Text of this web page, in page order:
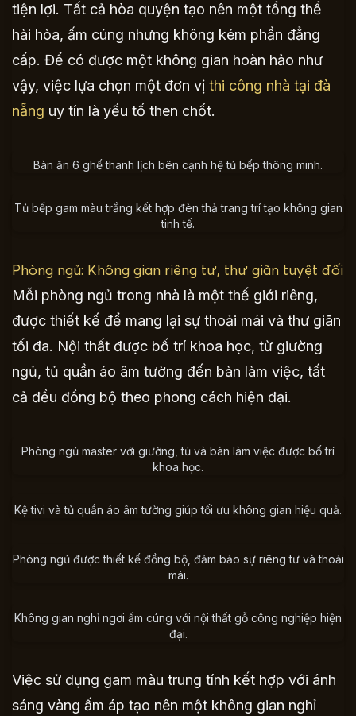
tiện lợi. Tất cả hòa quyện tạo nên một tổng thể
hài hòa, ấm cúng nhưng không kém phần đẳng
cấp. Để có được một không gian hoàn hảo như
vậy, việc lựa chọn một đơn vị thi công nhà tại đà
nẵng uy tín là yếu tố then chốt.
Bàn ăn 6 ghế thanh lịch bên cạnh hệ tủ bếp thông minh.
Tủ bếp gam màu trắng kết hợp đèn thả trang trí tạo không gian
tinh tế.
Phòng ngủ: Không gian riêng tư, thư giãn tuyệt đối
Mỗi phòng ngủ trong nhà là một thế giới riêng,
được thiết kế để mang lại sự thoải mái và thư giãn
tối đa. Nội thất được bố trí khoa học, từ giường
ngủ, tủ quần áo âm tường đến bàn làm việc, tất
cả đều đồng bộ theo phong cách hiện đại.
Phòng ngủ master với giường, tủ và bàn làm việc được bố trí
khoa học.
Kệ tivi và tủ quần áo âm tường giúp tối ưu không gian hiệu quả.
Phòng ngủ được thiết kế đồng bộ, đảm bảo sự riêng tư và thoải
mái.
Không gian nghỉ ngơi ấm cúng với nội thất gỗ công nghiệp hiện
đại.
Việc sử dụng gam màu trung tính kết hợp với ánh
sáng vàng ấm áp tạo nên một không gian nghỉ